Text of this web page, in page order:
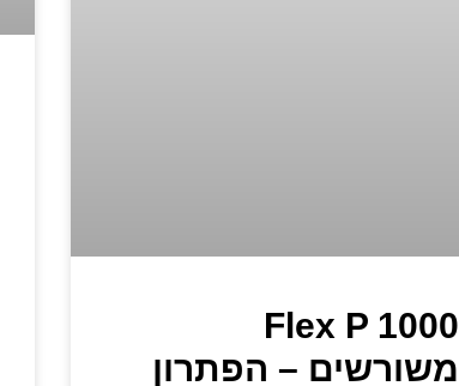
Flex P 1000
משורשים – הפתרון